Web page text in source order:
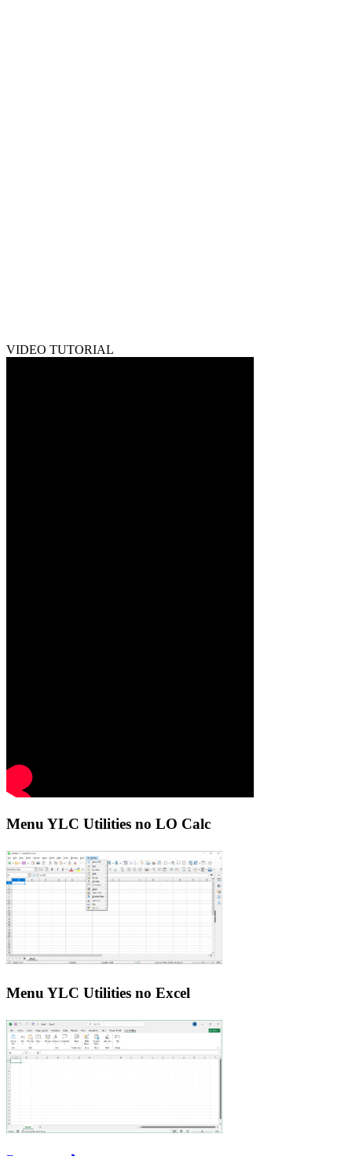
VIDEO TUTORIAL
Menu YLC Utilities no LO Calc
Menu YLC Utilities no Excel